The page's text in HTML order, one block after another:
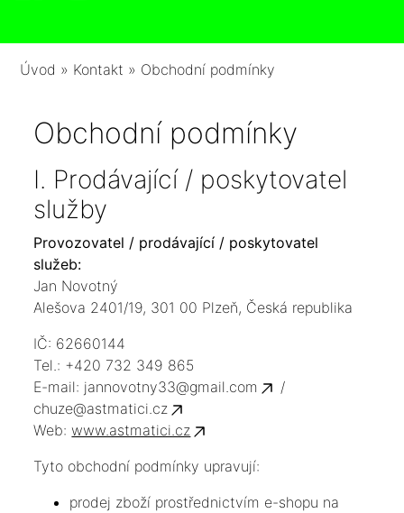
Úvod » Kontakt » Obchodní podmínky
Obchodní podmínky
I. Prodávající / poskytovatel
služby
Provozovatel / prodávající / poskytovatel
služeb:
Jan Novotný
Alešova 2401/19, 301 00 Plzeň, Česká republika
IČ: 62660144
Tel.: +420 732 349 865
E-mail: jannovotny33@gmail.com
/
chuze@astmatici.cz
Web:www.astmatici.cz
Tyto obchodní podmínky upravují:
prodej zboží prostřednictvím e-shopu na